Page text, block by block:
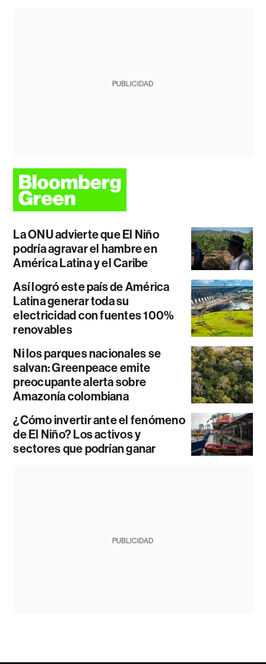
PUBLICIDAD
La ONU advierte que El Niño
podría agravar el hambre en
América Latina y el Caribe
Así logró este país de América
Latina generar toda su
electricidad con fuentes 100%
renovables
Ni los parques nacionales se
salvan: Greenpeace emite
preocupante alerta sobre
Amazonía colombiana
¿Cómo invertir ante el fenómeno
de El Niño? Los activos y
sectores que podrían ganar
PUBLICIDAD